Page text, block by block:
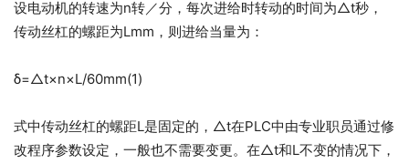
设电动机的转速为n转／分，每次进给时转动的时间为△t秒，
传动丝杠的螺距为Lmm，则进给当量为：
δ=△t×n×L/60mm(1)
式中传动丝杠的螺距L是固定的，△t在PLC中由专业职员通过修
改程序参数设定，一般也不需要变更。在△t和L不变的情况下，